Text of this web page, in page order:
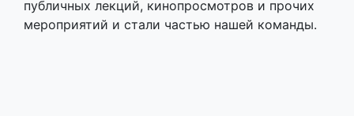
публичных лекций, кинопросмотров и прочих
мероприятий и стали частью нашей команды.